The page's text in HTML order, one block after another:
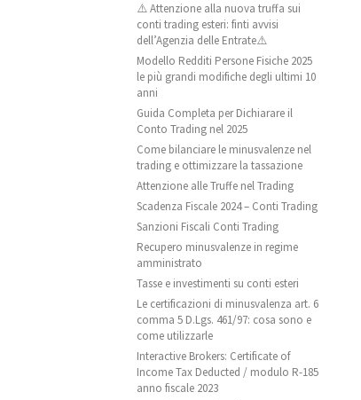
⚠️ Attenzione alla nuova truffa sui
conti trading esteri: finti avvisi
dell’Agenzia delle Entrate⚠️
Modello Redditi Persone Fisiche 2025
le più grandi modifiche degli ultimi 10
anni
Guida Completa per Dichiarare il
Conto Trading nel 2025
Come bilanciare le minusvalenze nel
trading e ottimizzare la tassazione
Attenzione alle Truffe nel Trading
Scadenza Fiscale 2024 – Conti Trading
Sanzioni Fiscali Conti Trading
Recupero minusvalenze in regime
amministrato
Tasse e investimenti su conti esteri
Le certificazioni di minusvalenza art. 6
comma 5 D.Lgs. 461/97: cosa sono e
come utilizzarle
Interactive Brokers: Certificate of
Income Tax Deducted / modulo R-185
anno fiscale 2023